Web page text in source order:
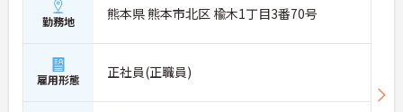
勤務地 熊本県 熊本市北区 楡木1丁目3番70号
雇用形態 正社員(正職員)